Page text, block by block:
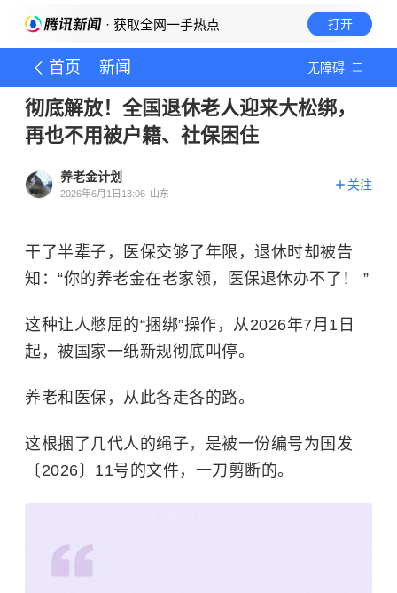
· 获取全网一手热点 打开
首页 新闻 无障碍
彻底解放！全国退休老人迎来大松绑，
再也不用被户籍、社保困住
养老金计划
2026年6月1日13:06 山东
关注
干了半辈子，医保交够了年限，退休时却被告
知：“你的养老金在老家领，医保退休办不了！ ”
这种让人憋屈的“捆绑”操作，从2026年7月1日
起，被国家一纸新规彻底叫停。
养老和医保，从此各走各的路。
这根捆了几代人的绳子，是被一份编号为国发
〔2026〕11号的文件，一刀剪断的。